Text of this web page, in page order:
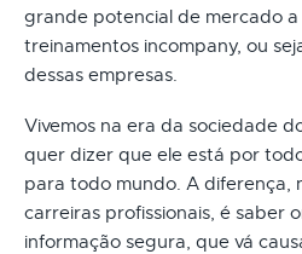
grande potencial de mercado
treinamentos incompany, ou
dessas empresas.
Vivemos na era da sociedade
quer dizer que ele está por
para todo mundo. A diferença,
carreiras profissionais, é saber
informação segura, que vá